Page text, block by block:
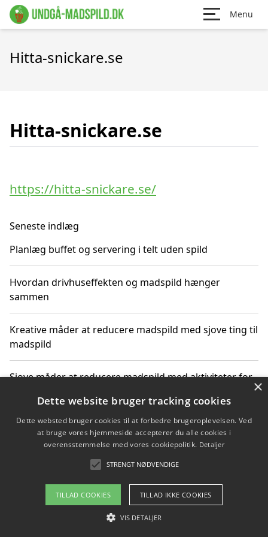
Menu
Hitta-snickare.se
Hitta-snickare.se
https://hitta-snickare.se/
Seneste indlæg
Planlæg buffet og servering i telt uden spild
Hvordan drivhuseffekten og madspild hænger
sammen
Kreative måder at reducere madspild med sjove ting til
madspild
Sjove måder at reducere madspild med aktiviteter for
Hvor finder jeg nemme måltidskasser i Vejle
Om / kontakt
Blog Betingelser
×
Dette website bruger tracking cookies
Dette websted bruger cookies til at forbedre brugeroplevelsen. Ved
at bruge vores hjemmeside accepterer du alle cookies i
overensstemmelse med vores cookiepolitik. Detaljer
STRENGT NØDVENDIGE
TILLAD COOKIES TILLAD IKKE COOKIES
VIS DETALJER